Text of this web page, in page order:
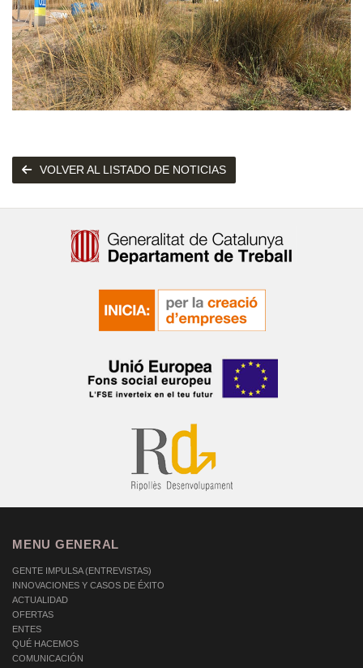
VOLVER AL LISTADO DE NOTICIAS
MENU GENERAL
GENTE IMPULSA (ENTREVISTAS)
INNOVACIONES Y CASOS DE ÉXITO
ACTUALIDAD
OFERTAS
ENTES
QUÉ HACEMOS
COMUNICACIÓN